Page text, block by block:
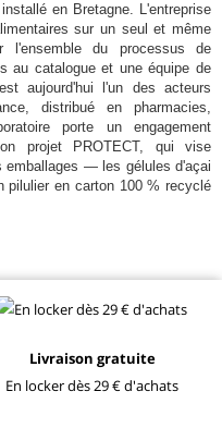
en Bretagne. L'entreprise
sur un seul et même
du processus de
au catalogue et une équipe de
aujourd'hui l'un des acteurs
distribué en pharmacies,
porte un engagement
projet PROTECT, qui vise
emballages — les gélules d'açai
pilulier en carton 100 % recyclé
Livraison gratuite
En locker dès 29 € d'achats